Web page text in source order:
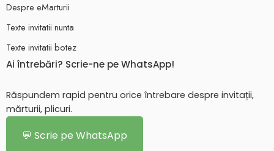
Despre eMarturii
Texte invitatii nunta
Texte invitatii botez
Ai întrebări? Scrie-ne pe WhatsApp!
Răspundem rapid pentru orice întrebare despre invitații,
mărturii, plicuri.
💬 Scrie pe WhatsApp